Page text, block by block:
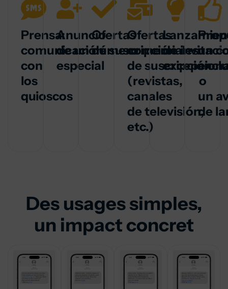
Prensa:
comunicación
con
los
quioscos
Anuncio
de un número
especial
Ofertas
de suscripción
Ofertas
comerciales
de suscripción
(revistas,
canales
de televisión,
etc.)
de
un
o
un
de
Des usages simples,
un impact concret